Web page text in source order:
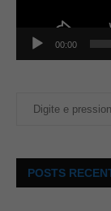
00:00
POSTS